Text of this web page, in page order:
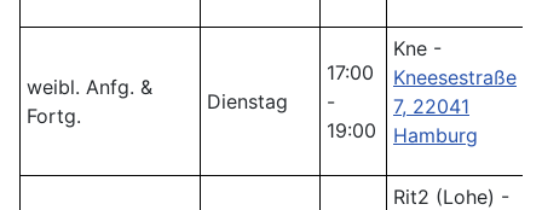
weibl. Anfg. &
Fortg.
Dienstag
17:00
-
19:00
Kne -
Kneesestraße
7, 22041
Hamburg
Rit2 (Lohe) -